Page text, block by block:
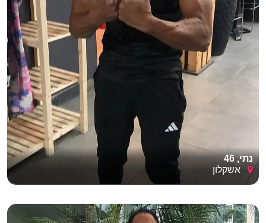
נתי, 46
אשקלון